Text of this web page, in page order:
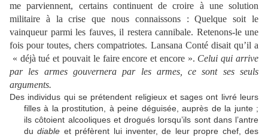
me parviennent, certains continuent de croire à une solution
militaire à la crise que nous connaissons : Quelque soit le
vainqueur parmi les fauves, il restera cannibale. Retenons-le une
fois pour toutes, chers compatriotes. Lansana Conté disait qu’il a
« déjà tué et pouvait le faire encore et encore ». Celui qui arrive
par les armes gouvernera par les armes, ce sont ses seuls
arguments.
Des individus qui se prétendent religieux et sages ont livré leurs
filles à la prostitution, à peine déguisée, auprès de la junte ;
ils côtoient alcooliques et drogués lorsqu’ils sont dans l’antre
dudiable et préfèrent lui inventer, de leur propre chef, des